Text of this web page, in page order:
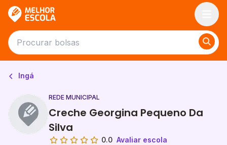
Ingá
REDE MUNICIPAL
Creche Georgina Pequeno Da
Silva
0.0 Avaliar escola